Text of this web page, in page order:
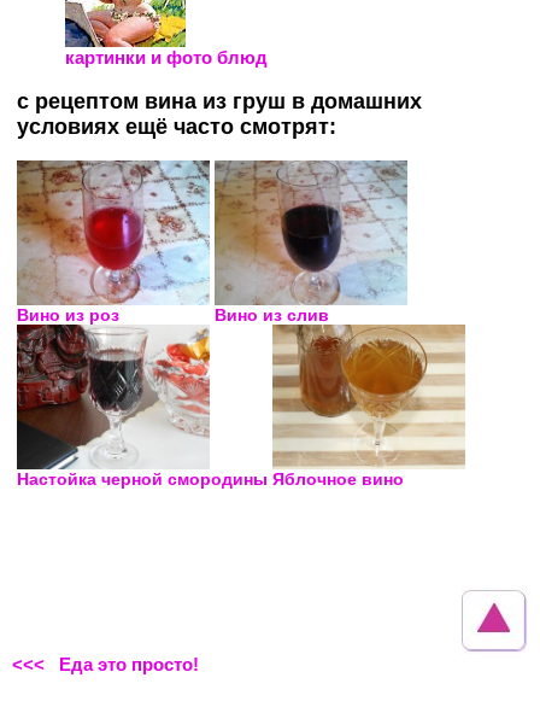
картинки и фото блюд
с рецептом вина из груш в домашних
условиях ещё часто смотрят:
Вино из роз Вино из слив
Настойка черной смородины Яблочное вино
<<< Еда это просто!